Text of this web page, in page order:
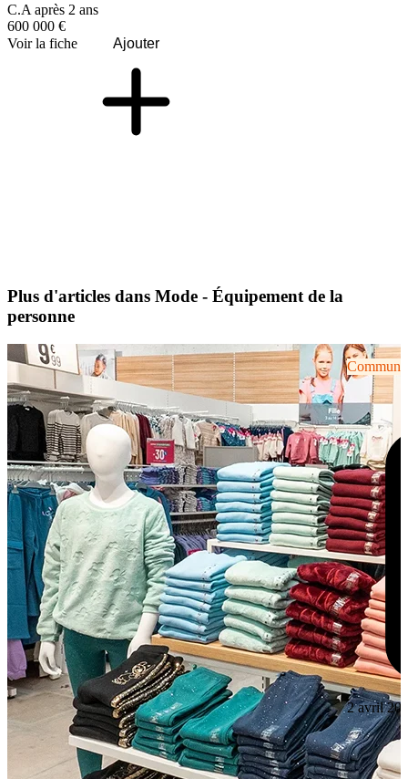
C.A après 2 ans
600 000 €
Voir la fiche
Ajouter
Plus d'articles dans Mode - Équipement de la
personne
2 avril